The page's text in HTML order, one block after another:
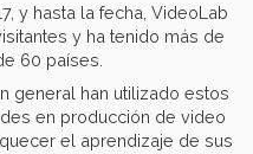
y hasta la fecha, VideoLab
y ha tenido más de
60 países.
general han utilizado estos
en producción de video
el aprendizaje de sus